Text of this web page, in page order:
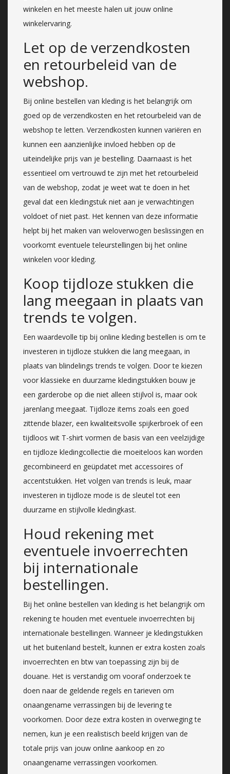
winkelen en het meeste halen uit jouw online
winkelervaring.
Let op de verzendkosten
en retourbeleid van de
webshop.
Bij online bestellen van kleding is het belangrijk om
goed op de verzendkosten en het retourbeleid van de
webshop te letten. Verzendkosten kunnen variëren en
kunnen een aanzienlijke invloed hebben op de
uiteindelijke prijs van je bestelling. Daarnaast is het
essentieel om vertrouwd te zijn met het retourbeleid
van de webshop, zodat je weet wat te doen in het
geval dat een kledingstuk niet aan je verwachtingen
voldoet of niet past. Het kennen van deze informatie
helpt bij het maken van weloverwogen beslissingen en
voorkomt eventuele teleurstellingen bij het online
winkelen voor kleding.
Koop tijdloze stukken die
lang meegaan in plaats van
trends te volgen.
Een waardevolle tip bij online kleding bestellen is om te
investeren in tijdloze stukken die lang meegaan, in
plaats van blindelings trends te volgen. Door te kiezen
voor klassieke en duurzame kledingstukken bouw je
een garderobe op die niet alleen stijlvol is, maar ook
jarenlang meegaat. Tijdloze items zoals een goed
zittende blazer, een kwaliteitsvolle spijkerbroek of een
tijdloos wit T-shirt vormen de basis van een veelzijdige
en tijdloze kledingcollectie die moeiteloos kan worden
gecombineerd en geüpdatet met accessoires of
accentstukken. Het volgen van trends is leuk, maar
investeren in tijdloze mode is de sleutel tot een
duurzame en stijlvolle kledingkast.
Houd rekening met
eventuele invoerrechten
bij internationale
bestellingen.
Bij het online bestellen van kleding is het belangrijk om
rekening te houden met eventuele invoerrechten bij
internationale bestellingen. Wanneer je kledingstukken
uit het buitenland bestelt, kunnen er extra kosten zoals
invoerrechten en btw van toepassing zijn bij de
douane. Het is verstandig om vooraf onderzoek te
doen naar de geldende regels en tarieven om
onaangename verrassingen bij de levering te
voorkomen. Door deze extra kosten in overweging te
nemen, kun je een realistisch beeld krijgen van de
totale prijs van jouw online aankoop en zo
onaangename verrassingen voorkomen.